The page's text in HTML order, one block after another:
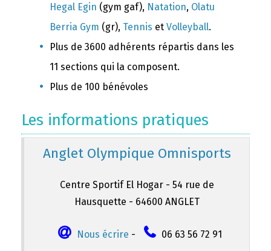
Hegal Egin (gym gaf), Natation, Olatu
Berria Gym (gr), Tennis et Volleyball.
Plus de 3600 adhérents répartis dans les
11 sections qui la composent.
Plus de 100 bénévoles
Les informations pratiques
Anglet Olympique Omnisports
Centre Sportif El Hogar - 54 rue de
Hausquette - 64600 ANGLET
Nous écrire - 06 63 56 72 91